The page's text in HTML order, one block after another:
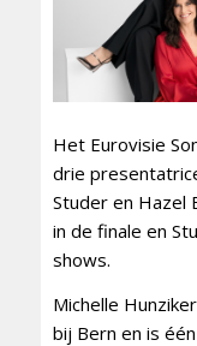
Het Eurovisie
drie
Studer en Hazel
in de finale en
shows.
Michelle
bij Bern en is